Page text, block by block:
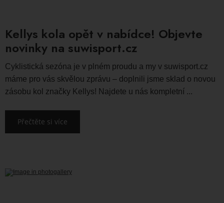
Kellys kola opět v nabídce! Objevte
novinky na suwisport.cz
Cyklistická sezóna je v plném proudu a my v suwisport.cz
máme pro vás skvělou zprávu – doplnili jsme sklad o novou
zásobu kol značky Kellys! Najdete u nás kompletní ...
Přečtěte si více